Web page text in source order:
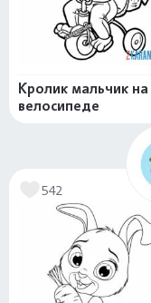
Кролик мальчик на
велосипеде
542